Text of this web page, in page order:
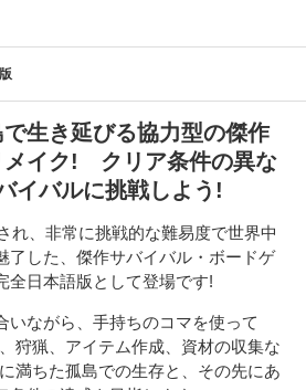
生き延びる協力型の傑作
メイク! クリア条件の異な
イバルに挑戦しよう!
れ、非常に挑戦的な難易度で世界中
了した、傑作サバイバル・ボードゲ
全日本語版として登場です!
ながら、手持ちのコマを使って
狩猟、アイテム作成、資材の収集な
満ちた孤島での生存と、その先にあ